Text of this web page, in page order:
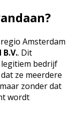
Amsterdam
. Dit
bedrijf
ze meerdere
zonder dat
wordt